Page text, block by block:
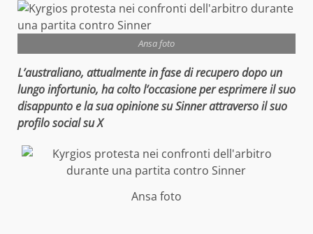
Ansa foto
L’australiano, attualmente in fase di recupero dopo un
lungo infortunio, ha colto l’occasione per esprimere il suo
disappunto e la sua opinione su Sinner attraverso il suo
profilo social su X
Ansa foto